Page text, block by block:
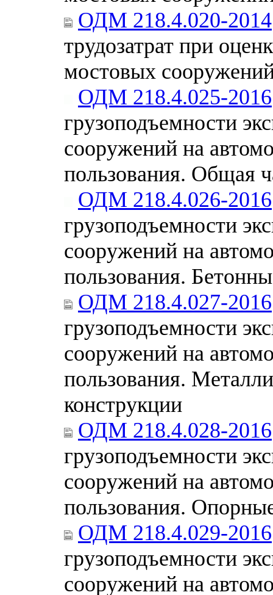
ОДМ 218.4.020-2014
трудозатрат при
мостовых
ОДМ 218.4.025-2016
грузоподъемности
сооружений на
пользования. Общая
ОДМ 218.4.026-2016
грузоподъемности
сооружений на
пользования.
ОДМ 218.4.027-2016
грузоподъемности
сооружений на
пользования.
конструкции
ОДМ 218.4.028-2016
грузоподъемности
сооружений на
пользования.
ОДМ 218.4.029-2016
грузоподъемности
сооружений на